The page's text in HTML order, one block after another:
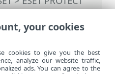
Instalación de
> Instalación
your cookies
cookies to give you the best
analyze our website traffic,
ads. You can agree to the